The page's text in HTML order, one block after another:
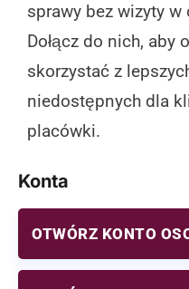
sprawy bez wizyty w
Dołącz do nich, aby
skorzystać z
niedostępnych dla
placówki.
Konta
OTWÓRZ KONTO